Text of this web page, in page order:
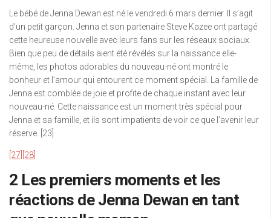
Le bébé de Jenna Dewan est né le vendredi 6 mars dernier. Il s’agit
d’un petit garçon. Jenna et son partenaire Steve Kazee ont partagé
cette heureuse nouvelle avec leurs fans sur les réseaux sociaux.
Bien que peu de détails aient été révélés sur la naissance elle-
même, les photos adorables du nouveau-né ont montré le
bonheur et l’amour qui entourent ce moment spécial. La famille de
Jenna est comblée de joie et profite de chaque instant avec leur
nouveau-né. Cette naissance est un moment très spécial pour
Jenna et sa famille, et ils sont impatients de voir ce que l’avenir leur
réserve. [23]
[27] [28]
2 Les premiers moments et les
réactions de Jenna Dewan en tant